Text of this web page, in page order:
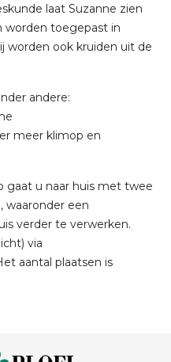
laat Suzanne zien
worden toegepast in
worden ook kruiden uit de
andere:
meer klimop en
gaat u naar huis met twee
waaronder een
verder te verwerken.
via
aantal plaatsen is